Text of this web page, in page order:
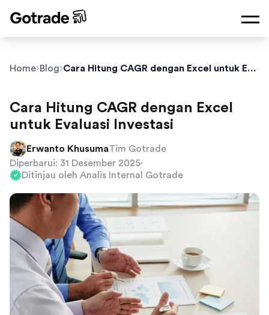
Home Blog Cara Hitung CAGR dengan Excel untuk Evaluasi Investasi
Cara Hitung CAGR dengan Excel
untuk Evaluasi Investasi
Erwanto KhusumaTim Gotrade
Diperbarui: 31 Desember 2025
Ditinjau oleh Analis Internal Gotrade